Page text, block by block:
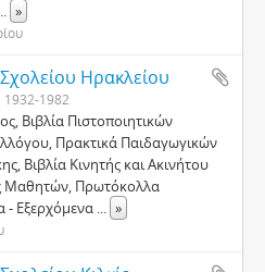
»
Ηρακλείου
1932-1982
Bιβλία Πιστοποιητικών
Πρακτικά Παιδαγωγικών
Bιβλία Kινητής και Aκινήτου
Mαθητών, Πρωτόκολλα
- Eξερχόμενα ... »